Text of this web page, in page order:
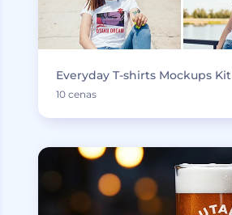
Everyday T-shirts Mockups Kit
10 cenas